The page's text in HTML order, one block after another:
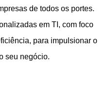
de todos os portes.
em TI, com foco
para impulsionar o
seu negócio.